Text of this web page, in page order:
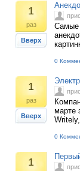
1
раз
Вверх
Самые
0
1
раз
Вверх
марте
0
1